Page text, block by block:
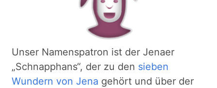
Unser Namenspatron ist der Jenaer
„Schnapphans“, der zu den sieben
Wundern von Jena gehört und über der